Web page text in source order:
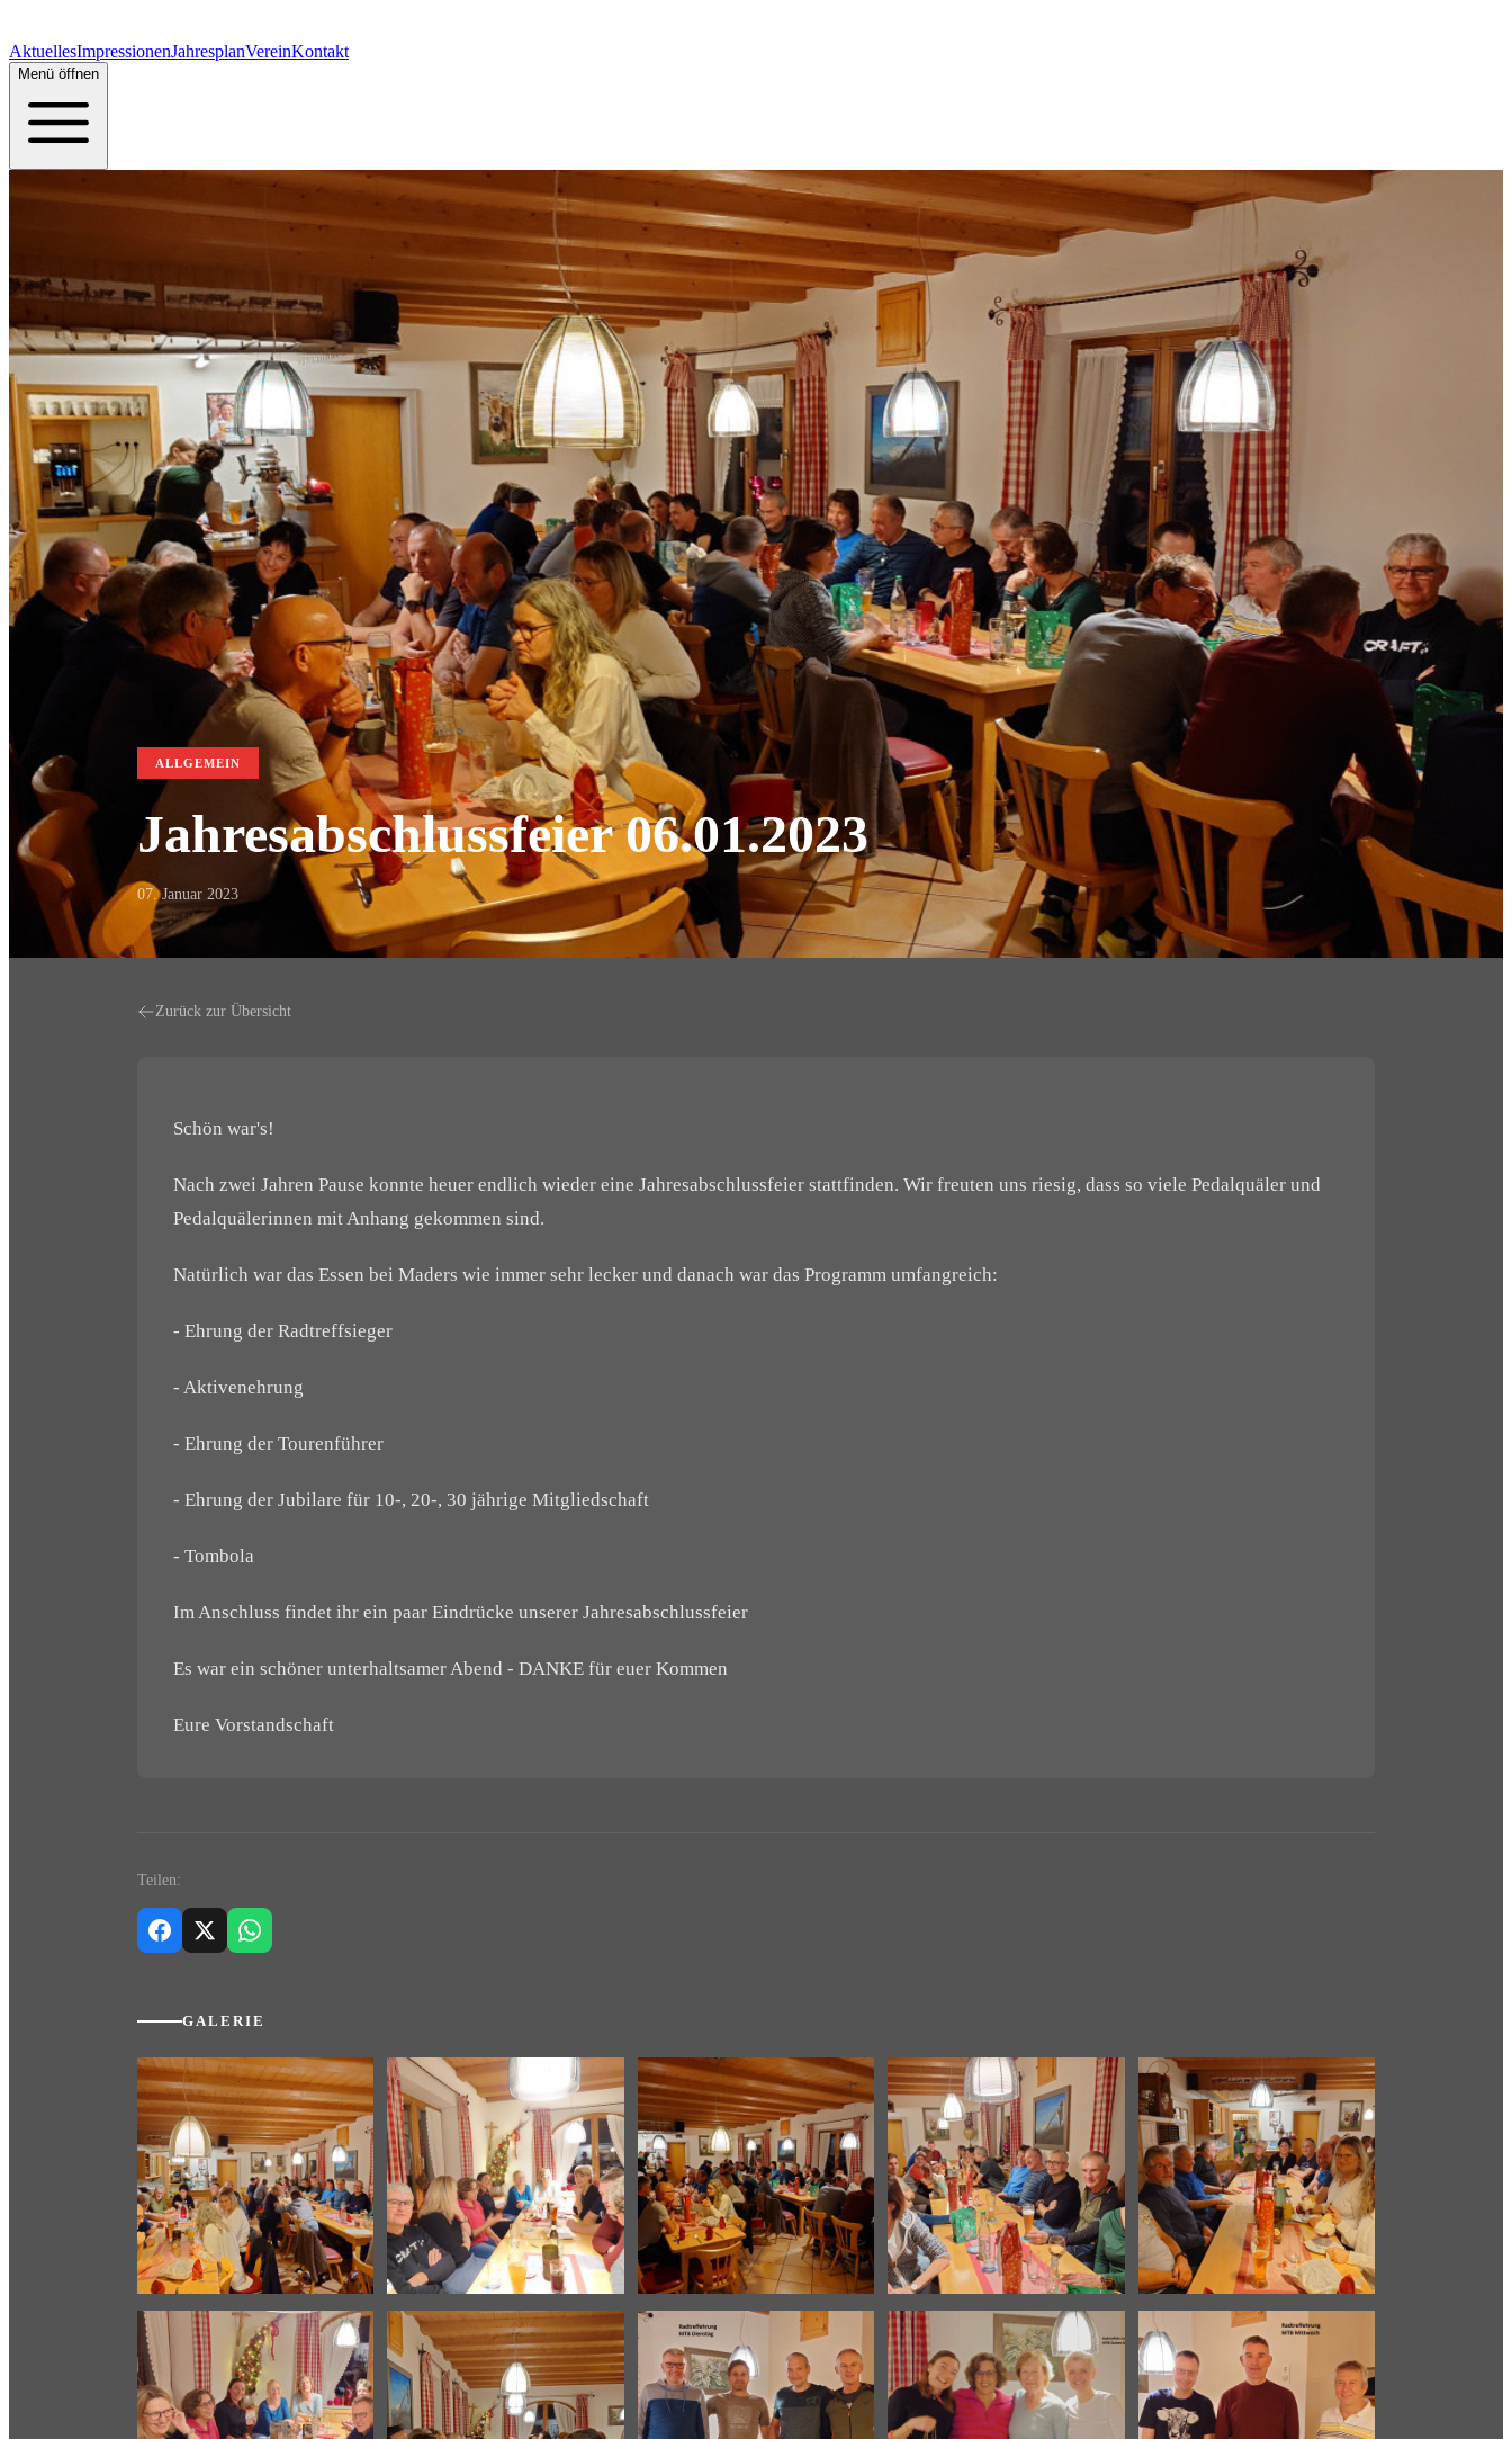
AktuellesImpressionenJahresplanVereinKontakt
Menü öffnen
ALLGEMEIN
Jahresabschlussfeier 06.01.2023
07. Januar 2023
Zurück zur Übersicht
Schön war's!
Nach zwei Jahren Pause konnte heuer endlich wieder eine Jahresabschlussfeier stattfinden. Wir freuten uns riesig, dass so viele Pedalquäler und
Pedalquälerinnen mit Anhang gekommen sind.
Natürlich war das Essen bei Maders wie immer sehr lecker und danach war das Programm umfangreich:
- Ehrung der Radtreffsieger
- Aktivenehrung
- Ehrung der Tourenführer
- Ehrung der Jubilare für 10-, 20-, 30 jährige Mitgliedschaft
- Tombola
Im Anschluss findet ihr ein paar Eindrücke unserer Jahresabschlussfeier
Es war ein schöner unterhaltsamer Abend - DANKE für euer Kommen
Eure Vorstandschaft
Teilen:
GALERIE